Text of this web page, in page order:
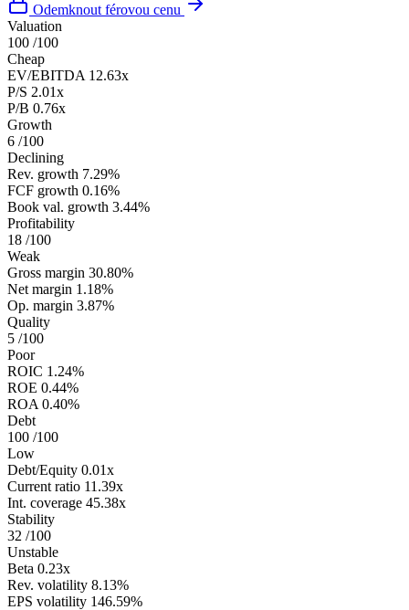
Odemknout férovou cenu
Valuation
100 /100
Cheap
EV/EBITDA 12.63x
P/S 2.01x
P/B 0.76x
Growth
6 /100
Declining
Rev. growth 7.29%
FCF growth 0.16%
Book val. growth 3.44%
Profitability
18 /100
Weak
Gross margin 30.80%
Net margin 1.18%
Op. margin 3.87%
Quality
5 /100
Poor
ROIC 1.24%
ROE 0.44%
ROA 0.40%
Debt
100 /100
Low
Debt/Equity 0.01x
Current ratio 11.39x
Int. coverage 45.38x
Stability
32 /100
Unstable
Beta 0.23x
Rev. volatility 8.13%
EPS volatility 146.59%